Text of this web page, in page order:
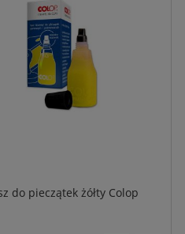
do pieczątek żółty Colop